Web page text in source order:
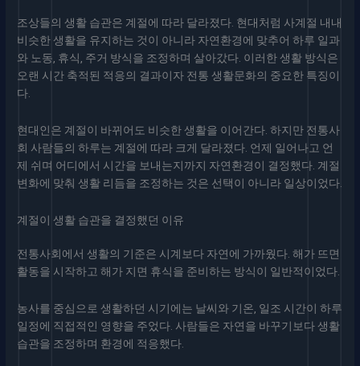
조상들의 생활 습관은 계절에 따라 달라졌다. 현대처럼 사계절 내내
비슷한 생활을 유지하는 것이 아니라 자연환경에 맞추어 하루 일과
와 노동, 휴식, 주거 방식을 조정하며 살아갔다. 이러한 생활 방식은
오랜 시간 축적된 적응의 결과이자 전통 생활문화의 중요한 특징이
다.
현대인은 계절이 바뀌어도 비슷한 생활을 이어간다. 하지만 전통사
회 사람들의 하루는 계절에 따라 크게 달라졌다. 언제 일어나고 언
제 쉬며 어디에서 시간을 보내는지까지 자연환경이 결정했다. 계절
변화에 맞춰 생활 리듬을 조정하는 것은 선택이 아니라 일상이었다.
계절이 생활 습관을 결정했던 이유
전통사회에서 생활의 기준은 시계보다 자연에 가까웠다. 해가 뜨면
활동을 시작하고 해가 지면 휴식을 준비하는 방식이 일반적이었다.
농사를 중심으로 생활하던 시기에는 날씨와 기온, 일조 시간이 하루
일정에 직접적인 영향을 주었다. 사람들은 자연을 바꾸기보다 생활
습관을 조정하며 환경에 적응했다.